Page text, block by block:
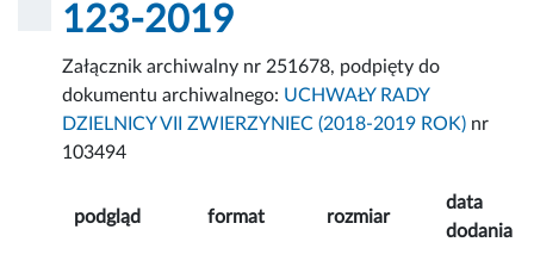
123-2019
Załącznik archiwalny nr 251678, podpięty do
dokumentu archiwalnego: UCHWAŁY RADY
DZIELNICY VII ZWIERZYNIEC (2018-2019 ROK) nr
103494
podgląd format rozmiar
data
dodania